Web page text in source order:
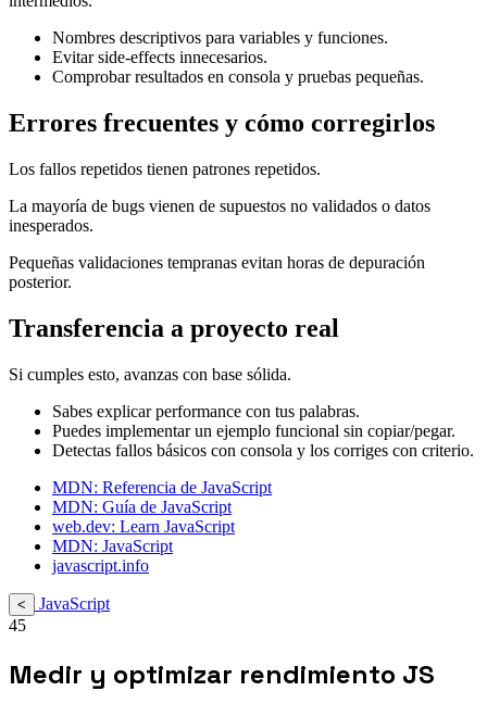
Nombres descriptivos para variables y funciones.
Evitar side-effects innecesarios.
Comprobar resultados en consola y pruebas pequeñas.
Errores frecuentes y cómo corregirlos
Los fallos repetidos tienen patrones repetidos.
La mayoría de bugs vienen de supuestos no validados o datos
inesperados.
Pequeñas validaciones tempranas evitan horas de depuración
posterior.
Transferencia a proyecto real
Si cumples esto, avanzas con base sólida.
Sabes explicar performance con tus palabras.
Puedes implementar un ejemplo funcional sin copiar/pegar.
Detectas fallos básicos con consola y los corriges con criterio.
MDN: Referencia de JavaScript
MDN: Guía de JavaScript
web.dev: Learn JavaScript
MDN: JavaScript
javascript.info
<
JavaScript
45
Medir y optimizar rendimiento JS